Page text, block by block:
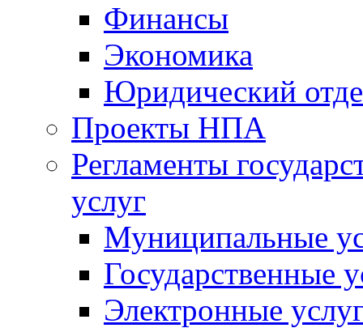
Финансы
Экономика
Юридический
Проекты НПА
Регламенты
услуг
Муниципальные
Государственные
Электронные